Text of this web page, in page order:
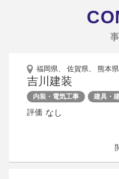
福岡県、 佐賀県、 熊本県
吉川建装
内装・電気工事 建具・
評価 なし